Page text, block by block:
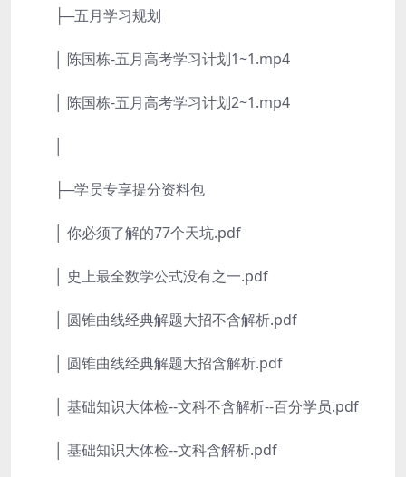
├─五月学习规划
│ 陈国栋-五月高考学习计划1~1.mp4
│ 陈国栋-五月高考学习计划2~1.mp4
├─学员专享提分资料包
│ 你必须了解的77个天坑.pdf
│ 史上最全数学公式没有之一.pdf
│ 圆锥曲线经典解题大招不含解析.pdf
│ 圆锥曲线经典解题大招含解析.pdf
│ 基础知识大体检--文科不含解析--百分学员.pdf
│ 基础知识大体检--文科含解析.pdf